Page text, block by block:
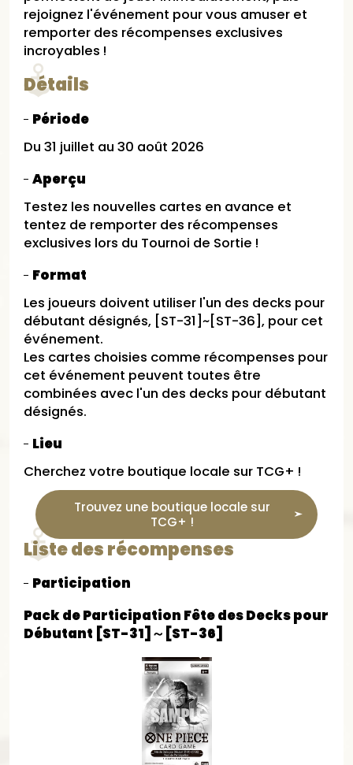
rejoignez l'événement pour vous amuser et
remporter des récompenses exclusives
incroyables !
Détails
Période
Du 31 juillet au 30 août 2026
Aperçu
Testez les nouvelles cartes en avance et
tentez de remporter des récompenses
exclusives lors du Tournoi de Sortie !
Format
Les joueurs doivent utiliser l'un des decks pour
débutant désignés, [ST-31]~[ST-36], pour cet
événement.
Les cartes choisies comme récompenses pour
cet événement peuvent toutes être
combinées avec l'un des decks pour débutant
désignés.
Lieu
Cherchez votre boutique locale sur TCG+ !
Trouvez une boutique locale sur
TCG+ !
Liste des récompenses
Participation
Pack de Participation Fête des Decks pour
Débutant [ST-31]～[ST-36]